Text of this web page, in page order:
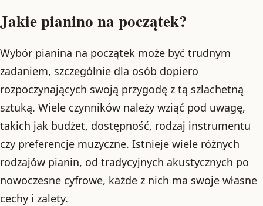
Jakie pianino na początek?
Wybór pianina na początek może być trudnym
zadaniem, szczególnie dla osób dopiero
rozpoczynających swoją przygodę z tą szlachetną
sztuką. Wiele czynników należy wziąć pod uwagę,
takich jak budżet, dostępność, rodzaj instrumentu
czy preferencje muzyczne. Istnieje wiele różnych
rodzajów pianin, od tradycyjnych akustycznych po
nowoczesne cyfrowe, każde z nich ma swoje własne
cechy i zalety.